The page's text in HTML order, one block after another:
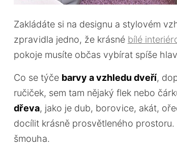
Zakládáte si na designu a stylovém
zpravidla jedno, že krásné bílé
pokoje musíte občas vybírat spíše
Co se týče barvy a vzhledu dveří,
ručiček, sem tam nějaký flek nebo
dřeva, jako je dub, borovice, akát,
docílit krásně prosvětleného
šmouha.